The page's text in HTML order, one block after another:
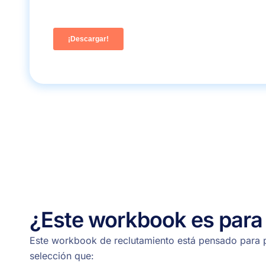
margen
¿Este workbook es
Este workbook de reclutamiento está pensado para
selección que: